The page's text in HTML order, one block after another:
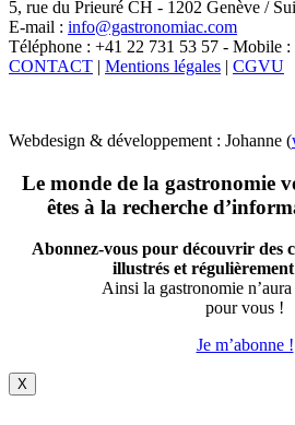
5, rue du Prieuré CH - 1202 Genève /
E-mail : info@gastronomiac.com
Téléphone : +41 22 731 53 57 - Mobile
CONTACT | Mentions légales | CGVU
Webdesign & développement : Johanne (
Le monde de la gastronomie
êtes à la recherche
Abonnez-vous pour découvrir des
illustrés et
Ainsi la gastronomie n’aura
pour vous !
Je m’abonne !
X